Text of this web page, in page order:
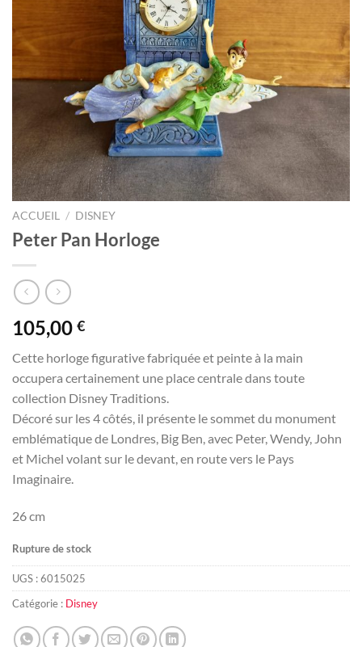
ACCUEIL / DISNEY
Peter Pan Horloge
105,00 €
Cette horloge figurative fabriquée et peinte à la main
occupera certainement une place centrale dans toute
collection Disney Traditions.
Décoré sur les 4 côtés, il présente le sommet du monument
emblématique de Londres, Big Ben, avec Peter, Wendy, John
et Michel volant sur le devant, en route vers le Pays
Imaginaire.
26 cm
Rupture de stock
UGS :6015025
Catégorie : Disney